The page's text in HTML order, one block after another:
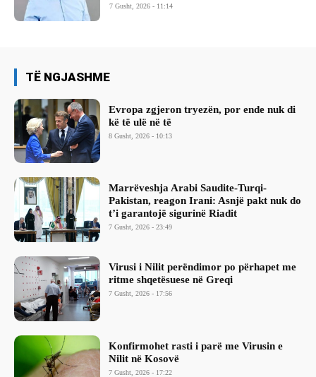
7 Gusht, 2026 - 11:14
TË NGJASHME
Evropa zgjeron tryezën, por ende nuk di
kë të ulë në të
8 Gusht, 2026 - 10:13
Marrëveshja Arabi Saudite-Turqi-
Pakistan, reagon Irani: Asnjë pakt nuk do
t’i garantojë sigurinë Riadit
7 Gusht, 2026 - 23:49
Virusi i Nilit perëndimor po përhapet me
ritme shqetësuese në Greqi
7 Gusht, 2026 - 17:56
Konfirmohet rasti i parë me Virusin e
Nilit në Kosovë
7 Gusht, 2026 - 17:22